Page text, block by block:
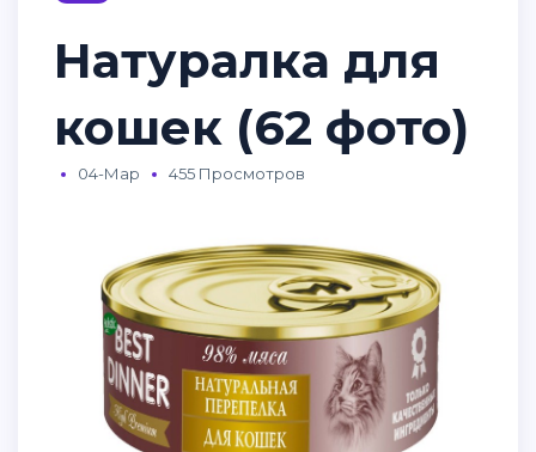
Натуралка для
кошек (62 фото)
04-Мар 455 Просмотров